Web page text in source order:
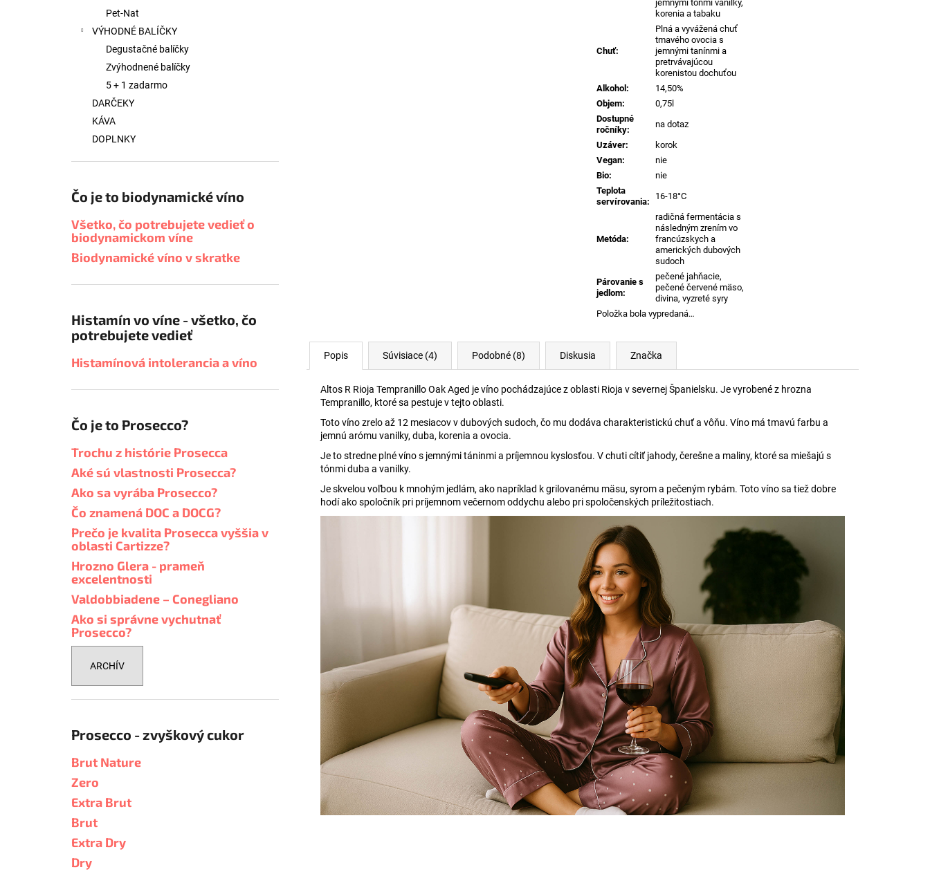
Pet-Nat
VÝHODNÉ BALÍČKY
Degustačné balíčky
Zvýhodnené balíčky
5 + 1 zadarmo
DARČEKY
KÁVA
DOPLNKY
Čo je to biodynamické víno
Všetko, čo potrebujete vedieť o
biodynamickom víne
Biodynamické víno v skratke
Histamín vo víne - všetko, čo
potrebujete vedieť
Histamínová intolerancia a víno
Čo je to Prosecco?
Trochu z histórie Prosecca
Aké sú vlastnosti Prosecca?
Ako sa vyrába Prosecco?
Čo znamená DOC a DOCG?
Prečo je kvalita Prosecca vyššia v
oblasti Cartizze?
Hrozno Glera - prameň
excelentnosti
Valdobbiadene – Conegliano
Ako si správne vychutnať
Prosecco?
ARCHÍV
Prosecco - zvyškový cukor
Brut Nature
Zero
Extra Brut
Brut
Extra Dry
Dry
jemnými tónmi vanilky,
korenia a tabaku
Chuť:
Plná a vyvážená chuť
tmavého ovocia s
jemnými tanínmi a
pretrvávajúcou
korenistou dochuťou
Alkohol:
14,50%
Objem:
0,75l
Dostupné
ročníky:
na dotaz
Uzáver:
korok
Vegan:
nie
Bio:
nie
Teplota
servírovania:
16-18°C
Metóda:
radičná fermentácia s
následným zrením vo
francúzskych a
amerických dubových
sudoch
Párovanie s
jedlom:
pečené jahňacie,
pečené červené mäso,
divina, vyzreté syry
Položka bola vypredaná…
Popis Súvisiace (4) Podobné (8) Diskusia Značka
Altos R Rioja Tempranillo Oak Aged je víno pochádzajúce z oblasti Rioja v severnej Španielsku. Je vyrobené z hrozna
Tempranillo, ktoré sa pestuje v tejto oblasti.
Toto víno zrelo až 12 mesiacov v dubových sudoch, čo mu dodáva charakteristickú chuť a vôňu. Víno má tmavú farbu a
jemnú arómu vanilky, duba, korenia a ovocia.
Je to stredne plné víno s jemnými táninmi a príjemnou kyslosťou. V chuti cítiť jahody, čerešne a maliny, ktoré sa miešajú s
tónmi duba a vanilky.
Je skvelou voľbou k mnohým jedlám, ako napríklad k grilovanému mäsu, syrom a pečeným rybám. Toto víno sa tiež dobre
hodí ako spoločník pri príjemnom večernom oddychu alebo pri spoločenských príležitostiach.